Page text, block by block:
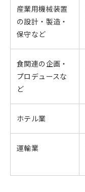
産業用機械装置
の設計・製造・
保守など
食関連の企画・
プロデュースな
ど
ホテル業
運輸業